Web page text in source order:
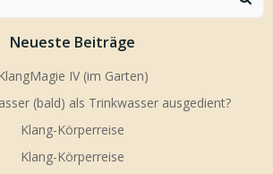
Neueste Beiträge
IV (im Garten)
(bald) als Trinkwasser ausgedient?
Klang-Körperreise
Klang-Körperreise